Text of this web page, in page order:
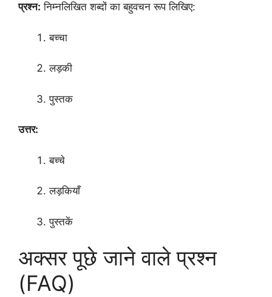
प्रश्न: निम्नलिखित शब्दों का बहुवचन रूप लिखिए:
बच्चा
लड़की
पुस्तक
उत्तर:
बच्चे
लड़कियाँ
पुस्तकें
अक्सर पूछे जाने वाले प्रश्न
(FAQ)